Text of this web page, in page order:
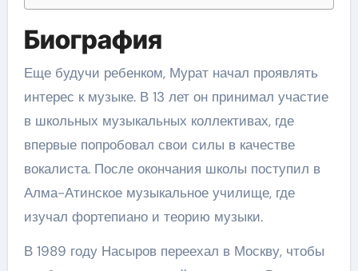
Биография
Еще будучи ребенком, Мурат начал проявлять
интерес к музыке. В 13 лет он принимал участие
в школьных музыкальных коллективах, где
впервые попробовал свои силы в качестве
вокалиста. После окончания школы поступил в
Алма-Атинское музыкальное училище, где
изучал фортепиано и теорию музыки.
В 1989 году Насыров переехал в Москву, чтобы